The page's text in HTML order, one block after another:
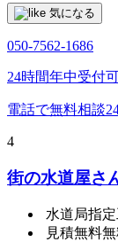
気になる
050-7562-1686
24時間年中受付
電話で無料相談
4
街の水道屋さ
水道局指
見積無料